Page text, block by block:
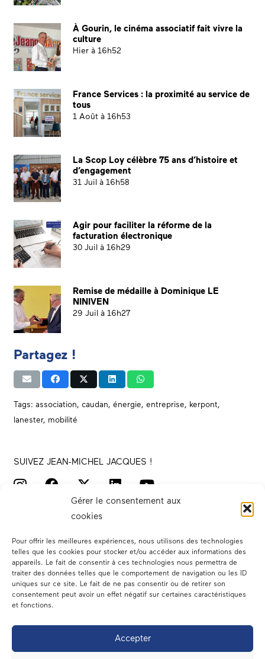
Gérer le consentement aux
cookies
Pour offrir les meilleures expériences, nous utilisons des technologies
telles que les cookies pour stocker et/ou accéder aux informations des
appareils. Le fait de consentir à ces technologies nous permettra de
traiter des données telles que le comportement de navigation ou les ID
uniques sur ce site. Le fait de ne pas consentir ou de retirer son
consentement peut avoir un effet négatif sur certaines caractéristiques
et fonctions.
Accepter
À Gourin, le cinéma associatif fait vivre la
culture
Hier à 16h52
France Services : la proximité au service de
tous
1 Août à 16h53
La Scop Loy célèbre 75 ans d’histoire et
d’engagement
31 Juil à 16h58
Agir pour faciliter la réforme de la
facturation électronique
30 Juil à 16h29
Remise de médaille à Dominique LE
NINIVEN
29 Juil à 16h27
Partagez !
Tags: association, caudan, énergie, entreprise, kerpont,
lanester, mobilité
SUIVEZ JEAN-MICHEL JACQUES !
Votre député
Dans les médias